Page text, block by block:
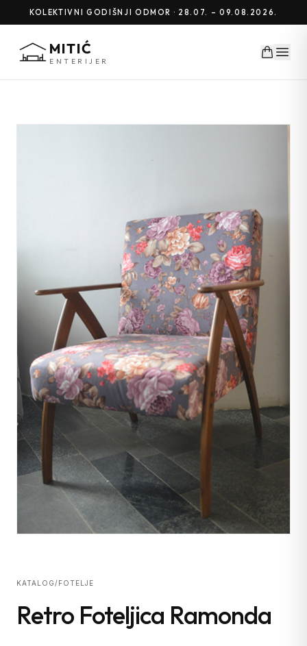
KOLEKTIVNI GODIŠNJI ODMOR · 28.07. – 09.08.2026.
MITIĆ
ENTERIJER
KATALOG/FOTELJE
Retro Foteljica Ramonda